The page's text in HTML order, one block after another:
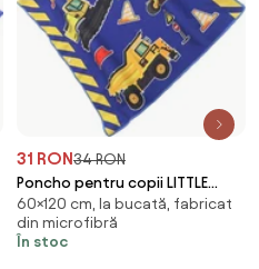
31 RON34 RON
Poncho pentru copii LITTLE
BUILDER albastru Dimensiune:
60 x 120 cm
60×120 cm, la bucată, fabricat
din microfibră
În stoc